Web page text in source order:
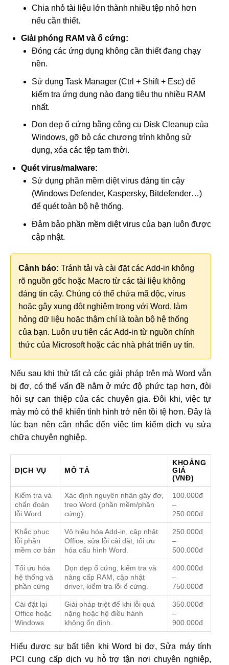
Chia nhỏ tài liệu lớn thành nhiều tệp nhỏ hơn
nếu cần thiết.
Giải phóng RAM và ổ cứng:
Đóng các ứng dụng không cần thiết đang chạy
nền.
Sử dụng Task Manager (Ctrl + Shift + Esc) để
kiểm tra ứng dụng nào đang tiêu thụ nhiều RAM
nhất.
Dọn dẹp ổ cứng bằng công cụ Disk Cleanup của
Windows, gỡ bỏ các chương trình không sử
dụng, xóa các tệp tạm thời.
Quét virus/malware:
Sử dụng phần mềm diệt virus đáng tin cậy
(Windows Defender, Kaspersky, Bitdefender…)
để quét toàn bộ hệ thống.
Đảm bảo phần mềm diệt virus của bạn luôn được
cập nhật.
Cảnh báo: Tránh tải và cài đặt các Add-in không
rõ nguồn gốc hoặc Macro từ các tài liệu không
đáng tin cậy. Chúng có thể chứa mã độc, virus
hoặc gây xung đột nghiêm trọng với Word, làm
hỏng dữ liệu hoặc thậm chí là toàn bộ hệ thống
của bạn. Luôn ưu tiên các Add-in từ nguồn chính
thức của Microsoft hoặc các nhà phát triển uy tín.
Nếu sau khi thử tất cả các giải pháp trên mà Word vẫn
bị đơ, có thể vấn đề nằm ở mức độ phức tạp hơn, đòi
hỏi sự can thiệp của các chuyên gia. Đôi khi, việc tự
mày mò có thể khiến tình hình trở nên tồi tệ hơn. Đây là
lúc bạn nên cân nhắc đến việc tìm kiếm dịch vụ sửa
chữa chuyên nghiệp.
DỊCH VỤ MÔ TẢ
KHOẢNG
GIÁ
(VNĐ)
Kiểm tra và
chẩn đoán
lỗi Word
Xác định nguyên nhân gây đơ,
treo Word (phần mềm/phần
cứng).
100.000đ
–
250.000đ
Khắc phục
lỗi phần
mềm cơ bản
Vô hiệu hóa Add-in, cập nhật
Office, sửa lỗi cài đặt, tối ưu
hóa cấu hình Word.
250.000đ
–
500.000đ
Tối ưu hóa
hệ thống và
phần cứng
Dọn dẹp ổ cứng, kiểm tra và
nâng cấp RAM, cập nhật
driver, kiểm tra lỗi ổ cứng.
400.000đ
–
750.000đ
Cài đặt lại
Office hoặc
Windows
Giải pháp triệt để khi lỗi quá
nặng hoặc hệ điều hành
không ổn định.
350.000đ
–
900.000đ
Hiểu được sự bất tiện khi Word bị đơ, Sửa máy tính
PCI cung cấp dịch vụ hỗ trợ tận nơi chuyên nghiệp,